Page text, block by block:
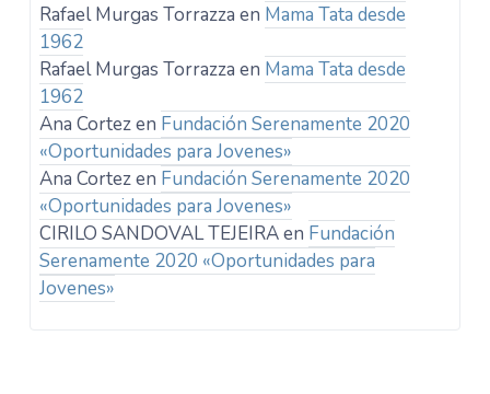
Rafael Murgas Torrazza en Mama Tata desde
1962
Rafael Murgas Torrazza en Mama Tata desde
1962
Ana Cortezen Fundación Serenamente 2020
«Oportunidades para Jovenes»
Ana Cortezen Fundación Serenamente 2020
«Oportunidades para Jovenes»
CIRILO SANDOVAL TEJEIRAen Fundación
Serenamente 2020 «Oportunidades para
Jovenes»